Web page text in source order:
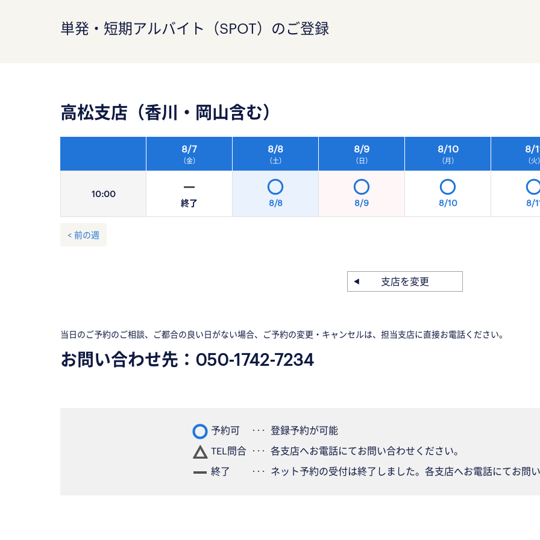
単発・短期アルバイト（SPOT）のご登録
高松支店（香川・岡山含む）
10:00
8/7
（金）
8/8
（土）
8/9
（日）
8/10
（月）
8/
（火）
終了 8/8 8/9 8/10 8/
< 前の週
支店を変更
当日のご予約のご相談、ご都合の良い日がない場合、ご予約の変更・キャンセルは、担当支店に直接お電話ください。
お問い合わせ先： 050-1742-7234
予約可
登録予約が可能
TEL問合
各支店へお電話にてお問い合わせください。
終了
ネット予約の受付は終了しました。各支店へお電話にてお問い